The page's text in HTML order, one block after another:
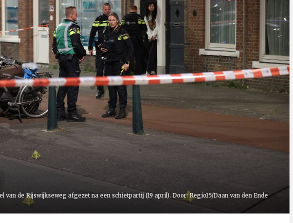
van de Rijswijkseweg afgezet na een schietpartij (19 april). Door: Regio15/Daan van den Ende